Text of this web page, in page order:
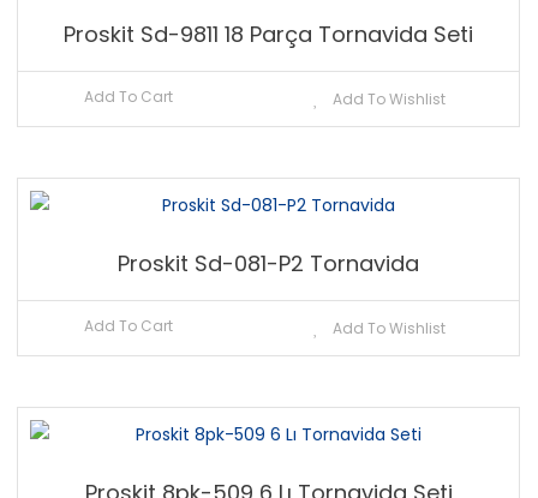
Proskit Sd-9811 18 Parça Tornavida Seti
Add To Cart Add To Wishlist
Proskit Sd-081-P2 Tornavida
Add To Cart Add To Wishlist